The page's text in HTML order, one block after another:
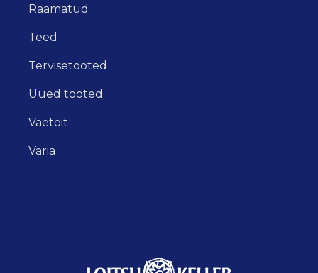
Raamatud
Teed
Tervisetooted
Uued tooted
Väetoit
Varia